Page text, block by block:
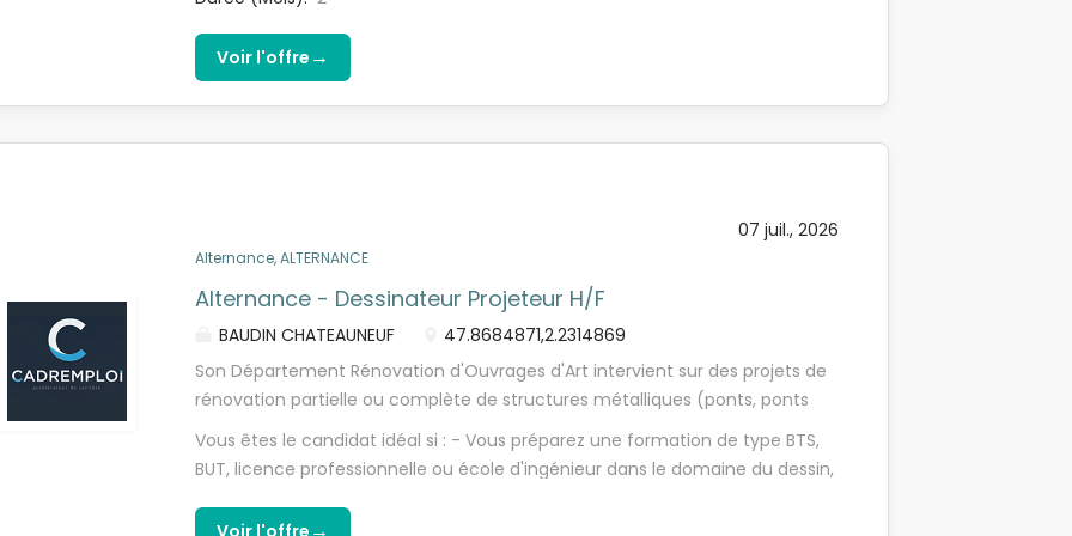
responsable bureau d'études, l'alternant participe à la conception et à la
réalisation des plans techniques des projets de construction. Il contribue à la
production graphique et à la mise au point des solutions techniques, tout en
logiciels AutoCAD et/ou Revit est appréciée. Vous êtes reconnu(e) pour
votre rigueur, votre sens du détail et votre organisation. Curieux(se) et force
de proposition, vous appréciez le travail en équipe pluridisciplinaire et savez
prendre en compte les retours pour progresser.
Voir l'offre →
07 juil., 2026
Alternance, ALTERNANCE
Alternance - Dessinateur Projeteur H/F
BAUDIN CHATEAUNEUF
47.8684871,2.2314869
Son Département Rénovation d'Ouvrages d'Art intervient sur des projets de
rénovation partielle ou complète de structures métalliques (ponts, ponts
suspendus, passerelles), ainsi que ponctuellement sur des constructions
neuves. Ses équipes oeuvrent au renforcement, à la réhabilitation et à la
préservation du patrimoine, en intégrant des expertises variées : réparation,
reconstruction, sécurisation, remplacement d'équipements (appareils
Vous êtes le candidat idéal si : - Vous préparez une formation de type BTS,
BUT, licence professionnelle ou école d'ingénieur dans le domaine du dessin,
CAO/DAO (Tekla, SolidWorks ou équivalent), - Vous êtes à l'aise avec les
Voir l'offre